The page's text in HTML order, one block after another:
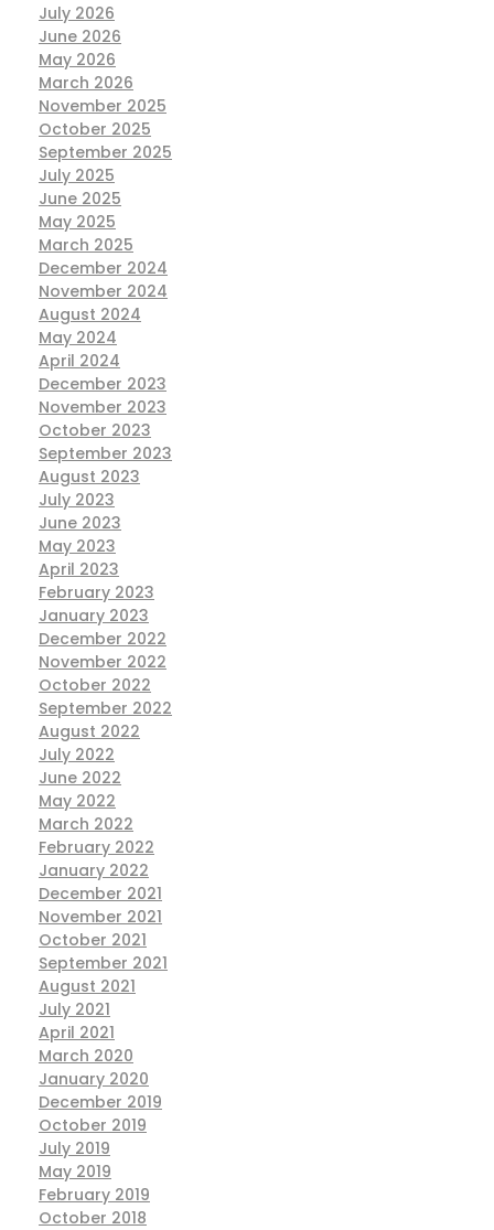
July 2026
June 2026
May 2026
March 2026
November 2025
October 2025
September 2025
July 2025
June 2025
May 2025
March 2025
December 2024
November 2024
August 2024
May 2024
April 2024
December 2023
November 2023
October 2023
September 2023
August 2023
July 2023
June 2023
May 2023
April 2023
February 2023
January 2023
December 2022
November 2022
October 2022
September 2022
August 2022
July 2022
June 2022
May 2022
March 2022
February 2022
January 2022
December 2021
November 2021
October 2021
September 2021
August 2021
July 2021
April 2021
March 2020
January 2020
December 2019
October 2019
July 2019
May 2019
February 2019
October 2018